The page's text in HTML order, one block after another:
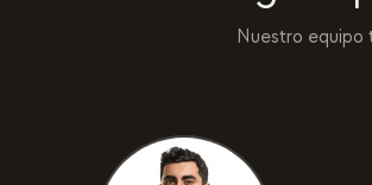
Nuestro equipo